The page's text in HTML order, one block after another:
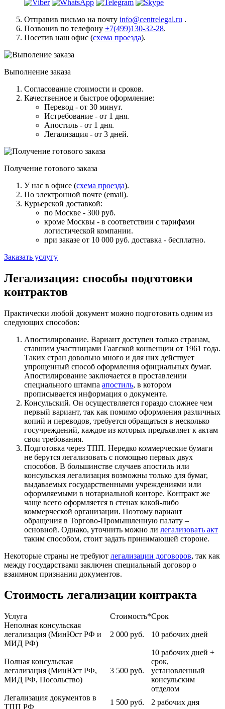
Отправив письмо на почту info@centrelegal.ru .
Позвонив по телефону +7(499)130-32-28.
Посетив наш офис (схема проезда).
Выполнение заказа
Согласование стоимости и сроков.
Качественное и быстрое оформление:
Перевод - от 30 минут.
Истребование - от 1 дня.
Апостиль - от 1 дня.
Легализация - от 3 дней.
Получение готового заказа
У нас в офисе (схема проезда).
По электронной почте (email).
Курьерской доставкой:
по Москве - 300 руб.
кроме Москвы - в соответствии с тарифами
логистической компании.
при заказе от 10 000 руб. доставка - бесплатно.
Заказать услугу
Легализация: способы подготовки
контрактов
Практически любой документ можно подготовить одним из
следующих способов:
Апостилирование. Вариант доступен только странам,
ставшим участницами Гаагской конвенции от 1961 года.
Таких стран довольно много и для них действует
упрощенный способ оформления официальных бумаг.
Апостилирование заключается в проставлении
специального штампа апостиль, в котором
прописывается информация о документе.
Консульский. Он осуществляется гораздо сложнее чем
первый вариант, так как помимо оформления различных
копий и переводов, требуется обращаться в несколько
госучреждений, каждое из которых предъявляет к актам
свои требования.
Подготовка через ТПП. Нередко коммерческие бумаги
не берутся легализовать с помощью первых двух
способов. В большинстве случаев апостиль или
консульская легализация возможны только для бумаг,
выдаваемых государственными учреждениями или
оформляемыми в нотариальной конторе. Контракт же
чаще всего оформляется в стенах какой-либо
коммерческой организации. Поэтому вариант
обращения в Торгово-Промышленную палату –
основной. Однако, уточнить можно ли легализовать акт
таким способом, стоит задать принимающей стороне.
Некоторые страны не требуют легализации договоров, так как
между государствами заключен специальный договор о
взаимном признании документов.
Стоимость легализации контракта
Услуга Стоимость*Срок
Неполная консульская
легализация (МинЮст РФ и
МИД РФ)
2 000 руб. 10 рабочих дней
Полная консульская
легализация (МинЮст РФ,
МИД РФ, Посольство)
3 500 руб.
10 рабочих дней +
срок,
установленный
консульским
отделом
Легализация документов в
ТПП РФ
1 500 руб. 2 рабочих дня